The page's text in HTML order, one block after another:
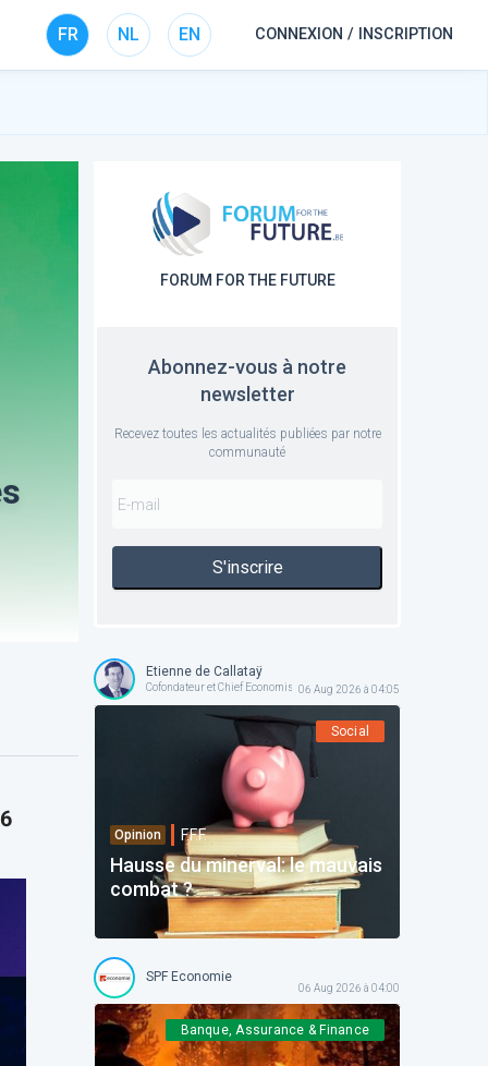
FR NL EN CONNEXION / INSCRIPTION
FORUM FOR THE FUTURE
Abonnez-vous à notre
newsletter
Recevez toutes les actualités publiées par notre
communauté
S'inscrire
Etienne de Callataÿ
Cofondateur et Chief Economist @ Orcadia Asset Management
06 Aug 2026 à 04:05
Social
Opinion F.F.F.
Hausse du minerval: le mauvais
combat ?
SPF Economie
06 Aug 2026 à 04:00
Banque, Assurance & Finance